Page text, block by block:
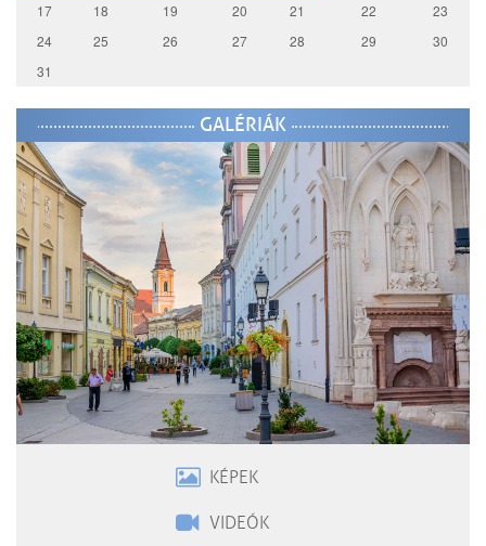
17
18 19 20 21 22
23
24
25 26 27 28 29
30
31
GALÉRIÁK
KÉPEK
VIDEÓK